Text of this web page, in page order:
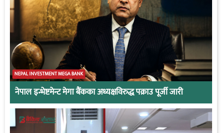
NEPAL INVESTMENT MEGA BANK
नेपाल इन्भेष्टमेन्ट मेगा बैंकका अध्यक्षविरुद्ध पक्राउ पूर्जी जारी